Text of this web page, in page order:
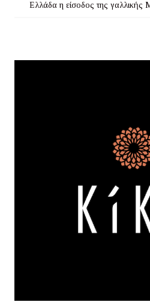
Ελλάδα η είσοδος της γαλλικής